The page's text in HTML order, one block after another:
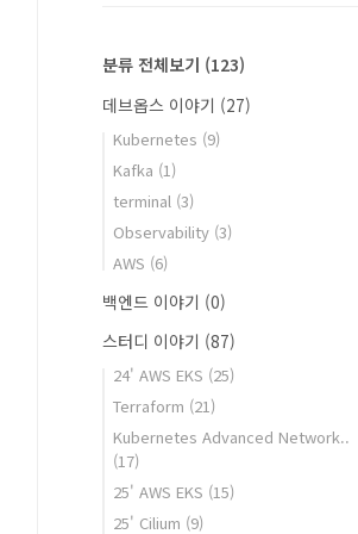
분류 전체보기 (123)
데브옵스 이야기 (27)
Kubernetes (9)
Kafka (1)
terminal (3)
Observability (3)
AWS (6)
백엔드 이야기 (0)
스터디 이야기 (87)
24' AWS EKS (25)
Terraform (21)
Kubernetes Advanced Network..
(17)
25' AWS EKS (15)
25' Cilium (9)